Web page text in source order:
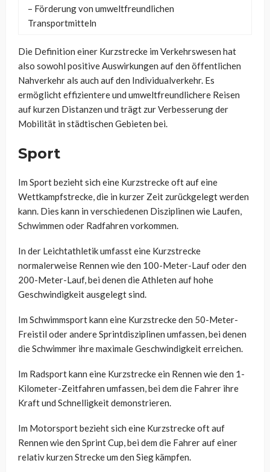
– Förderung von umweltfreundlichen
Transportmitteln
Die Definition einer Kurzstrecke im Verkehrswesen hat
also sowohl positive Auswirkungen auf den öffentlichen
Nahverkehr als auch auf den Individualverkehr. Es
ermöglicht effizientere und umweltfreundlichere Reisen
auf kurzen Distanzen und trägt zur Verbesserung der
Mobilität in städtischen Gebieten bei.
Sport
Im Sport bezieht sich eine Kurzstrecke oft auf eine
Wettkampfstrecke, die in kurzer Zeit zurückgelegt werden
kann. Dies kann in verschiedenen Disziplinen wie Laufen,
Schwimmen oder Radfahren vorkommen.
In der Leichtathletik umfasst eine Kurzstrecke
normalerweise Rennen wie den 100-Meter-Lauf oder den
200-Meter-Lauf, bei denen die Athleten auf hohe
Geschwindigkeit ausgelegt sind.
Im Schwimmsport kann eine Kurzstrecke den 50-Meter-
Freistil oder andere Sprintdisziplinen umfassen, bei denen
die Schwimmer ihre maximale Geschwindigkeit erreichen.
Im Radsport kann eine Kurzstrecke ein Rennen wie den 1-
Kilometer-Zeitfahren umfassen, bei dem die Fahrer ihre
Kraft und Schnelligkeit demonstrieren.
Im Motorsport bezieht sich eine Kurzstrecke oft auf
Rennen wie den Sprint Cup, bei dem die Fahrer auf einer
relativ kurzen Strecke um den Sieg kämpfen.